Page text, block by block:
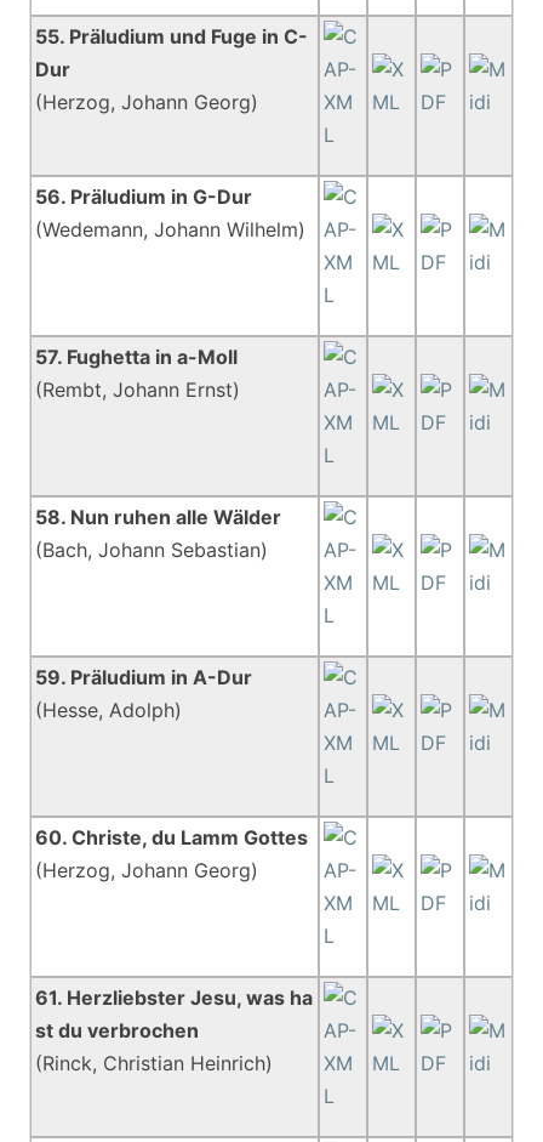
55. Präludium und Fuge in C-
Dur
(Herzog, Johann Georg)
56. Präludium in G-Dur
(Wedemann, Johann Wilhelm)
57. Fughetta in a-Moll
(Rembt, Johann Ernst)
58. Nun ruhen alle Wälder
(Bach, Johann Sebastian)
59. Präludium in A-Dur
(Hesse, Adolph)
60. Christe, du Lamm Gottes
(Herzog, Johann Georg)
61. Herzliebster Jesu, was ha
st du verbrochen
(Rinck, Christian Heinrich)